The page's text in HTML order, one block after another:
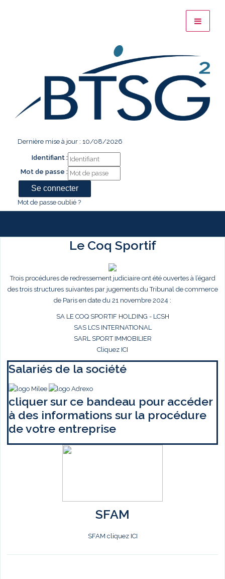
Dernière mise à jour : 10/08/2026
Identifiant :
Mot de passe :
Mot de passe oublié ?
Le Coq Sportif
Trois procédures de redressement judiciaire ont été ouvertes à l’égard
des trois structures suivantes par jugements du Tribunal de commerce
de Paris en date du 21 novembre 2024 :
SA LE COQ SPORTIF HOLDING - LCSH
SAS LCS INTERNATIONAL
SARL SPORT IMMOBILIER
Cliquez ICI
Salariés de la société
cliquer sur ce bandeau pour accéder
à des informations sur la procédure
de votre entreprise
SFAM
SFAM cliquez ICI